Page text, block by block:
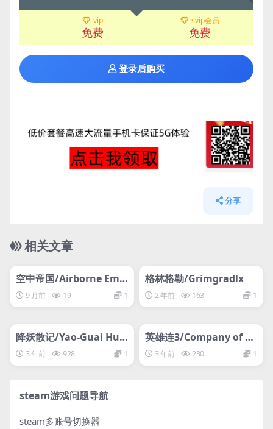
vip
免费
svip会员
免费
登录后购买
分享
相关文章
网盘下载游戏
空中帝国/Airborne Emp
ire9 月前 19 1
网盘下载游戏
格林格勒/Grimgradlx
2 年前 163 1
网盘下载游戏
降妖散记/Yao-Guai Hun
ter3 年前 928 1
网盘下载游戏
英雄连3/Company of H
eroes 3
3 年前 230 1
steam游戏问题导航
steam多账号切换器